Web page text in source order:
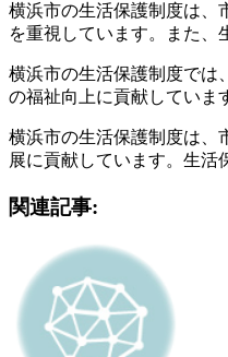
横浜市の生活保護制度は、
を重視しています。また、
横浜市の生活保護制度では
の福祉向上に貢献していま
横浜市の生活保護制度は、
展に貢献しています。生活
関連記事: